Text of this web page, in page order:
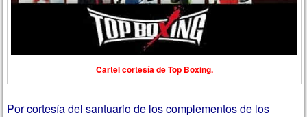
Cartel cortesía de Top Boxing.
Por cortesía del santuario de los complementos de los